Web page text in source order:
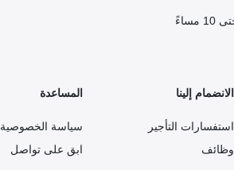
الانضمام إلينا
استفسارات التأجير
وظائف
المساعدة
سياسة الخصوصية
ابق على تواصل